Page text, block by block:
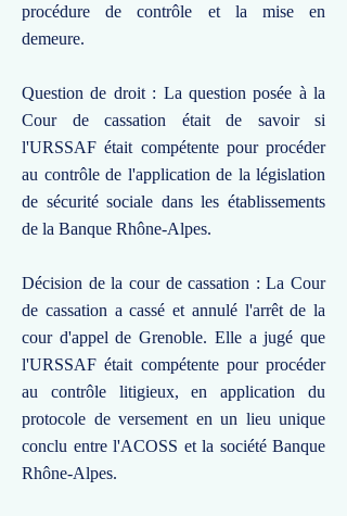
procédure de contrôle et la mise en
demeure.
Question de droit : La question posée à la
Cour de cassation était de savoir si
l'URSSAF était compétente pour procéder
au contrôle de l'application de la législation
de sécurité sociale dans les établissements
de la Banque Rhône-Alpes.
Décision de la cour de cassation : La Cour
de cassation a cassé et annulé l'arrêt de la
cour d'appel de Grenoble. Elle a jugé que
l'URSSAF était compétente pour procéder
au contrôle litigieux, en application du
protocole de versement en un lieu unique
conclu entre l'ACOSS et la société Banque
Rhône-Alpes.